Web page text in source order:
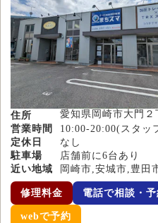
住所
愛知県岡崎市大門２
営業時間
10:00-20:00(スタッ
定休日
なし
駐車場
店舗前に6台あり
近い地域
岡崎市,安城市,豊田
修理料金 電話で相談・予
webで予約